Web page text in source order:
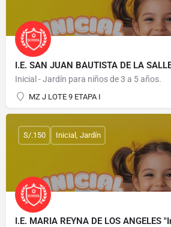
I.E. SAN JUAN BAUTISTA DE LA
Inicial - Jardín para niños de 3 a 5 años.
MZ J LOTE 9 ETAPA I
I.E. MARIA REYNA DE LOS ANGELES
S/.150 Inicial, Jardín